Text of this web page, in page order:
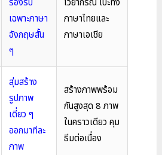
รองรับ
เฉพาะภาษา
อังกฤษสั้น
ๆ
ไวยากรณ์ เป๊ะทั้ง
ภาษาไทยและ
ภาษาเอเชีย
สุ่มสร้าง
รูปภาพ
เดี่ยว ๆ
ออกมาทีละ
ภาพ
สร้างภาพพร้อม
กันสูงสุด 8 ภาพ
ในคราวเดียว คุม
ธีมต่อเนื่อง